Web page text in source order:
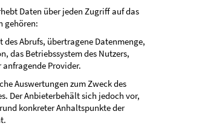
Daten über jeden Zugriff auf das
gehören:
Abrufs, übertragene Datenmenge,
das Betriebssystem des Nutzers,
anfragende Provider.
Auswertungen zum Zweck des
Der Anbieterbehält sich jedoch vor,
konkreter Anhaltspunkte der